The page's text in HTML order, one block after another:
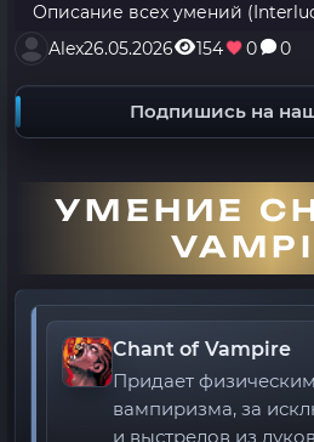
Описание всех умений
Alex26.05.2026 154 0 0
Подпишись на
УМЕНИЕ
Chant of Vampire
Придает
вампиризма, за
и выстрелов из